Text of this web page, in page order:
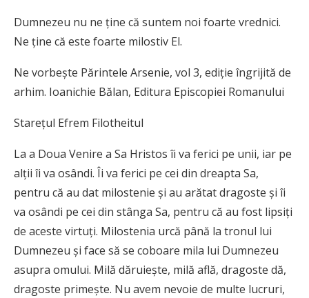
Dumnezeu nu ne ţine că suntem noi foarte vrednici.
Ne ţine că este foarte milostiv El.
Ne vorbeşte Părintele Arsenie, vol 3, ediţie îngrijită de
arhim. Ioanichie Bălan, Editura Episcopiei Romanului
Starețul Efrem Filotheitul
La a Doua Venire a Sa Hristos îi va ferici pe unii, iar pe
alții îi va osândi. Îi va ferici pe cei din dreapta Sa,
pentru că au dat milostenie și au arătat dragoste și îi
va osândi pe cei din stânga Sa, pentru că au fost lipsiți
de aceste virtuți. Milostenia urcă până la tronul lui
Dumnezeu și face să se coboare mila lui Dumnezeu
asupra omului. Milă dăruiește, milă află, dragoste dă,
dragoste primește. Nu avem nevoie de multe lucruri,